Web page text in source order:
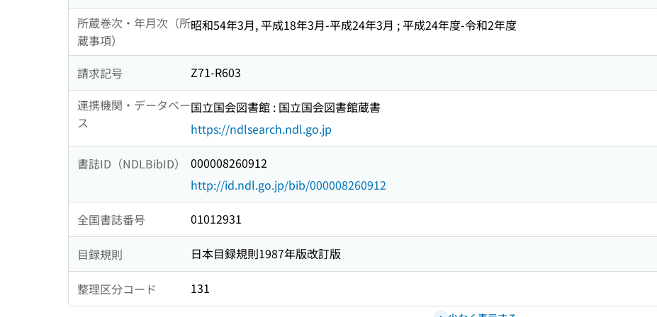
所蔵巻次・年月次（所
蔵事項）
昭和54年3月, 平成18年3月-平成24年3月 ; 平成24年度-令和2年度
請求記号
Z71-R603
連携機関・データベー
ス
国立国会図書館 : 国立国会図書館蔵書
https://ndlsearch.ndl.go.jp
書誌ID（NDLBibID）
000008260912
http://id.ndl.go.jp/bib/000008260912
全国書誌番号 01012931
目録規則 日本目録規則1987年版改訂版
整理区分コード 131